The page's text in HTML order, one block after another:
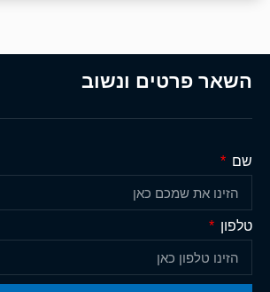
השאר פרטים ונשוב
שם
טלפון